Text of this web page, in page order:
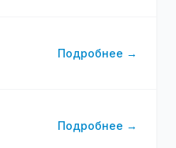
Подробнее →
Подробнее →